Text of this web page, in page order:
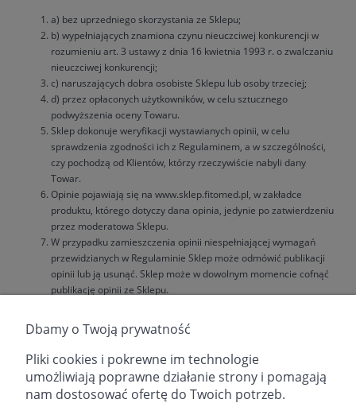
a) bez uprzedniego skorzystania ze Sklepu;
b) wypełniających znamiona czynu nieuczciwej konkurencji w
rozumieniu art. 3 ustawy z dnia 16 kwietnia 1993 r. o zwalczaniu
nieuczciwej konkurencji;
c) naruszających dobra osobiste Sklepu lub osoby trzeciej;
d) przez opłaconych użytkowników, w celu sztucznego
podwyższenia oceny Towaru.
Sklep dokonuje weryfikacji wystawianych opinii, w celu
sprawdzenia zgodności ich z Regulaminem, a w szczególności,
czy pochodzą od Klientów, którzy rzeczywiście nabyli dany
Towar.
Opinie pojawiają się na www.sklep.fitomed.pl, w zakładce
produktu, którego dotyczy dana opinia, jedynie po zatwierdzeniu
przez moderatowa Sklepu.
W przypadku zamieszczenia opinii niespełniającej wymagań
przewidzianych w Regulaminie Sklep może odmówić publikacji
opinii lub ją usunąć. Sklep może w dowolnym momencie cofnąć
publikację opinii ze Sklepu.
zamieszczonych opinii, Klient może zgłosić Sklepowi prośbę o
weryfikację danej opinii. Po otrzymaniu zgłoszenia od Klienta
Sklep podejmie działania, odpowiednie do posiadanych
możliwości, które będą miały na celu weryfikację zamieszczonej
opinii.
Dbamy o Twoją prywatność
Pliki cookies i pokrewne im technologie
umożliwiają poprawne działanie strony i pomagają
nam dostosować ofertę do Twoich potrzeb.